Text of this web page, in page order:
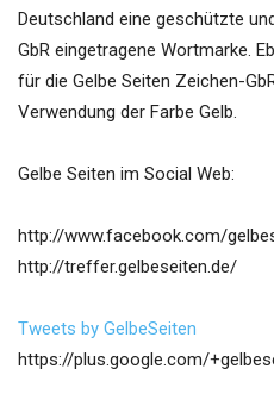
Deutschland eine geschützte
GbR eingetragene Wortmarke.
für die Gelbe Seiten Zeichen-
Verwendung der Farbe Gelb.
Gelbe Seiten im Social Web:
http://www.facebook.com/
http://treffer.gelbeseiten.de/
Tweets by GelbeSeiten
https://plus.google.com/